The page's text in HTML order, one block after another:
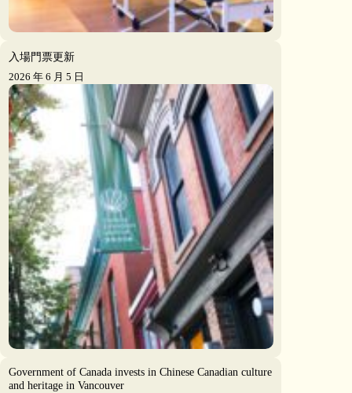
入場門票更新
2026 年 6 月 5 日
Government of Canada invests in Chinese Canadian culture
and heritage in Vancouver